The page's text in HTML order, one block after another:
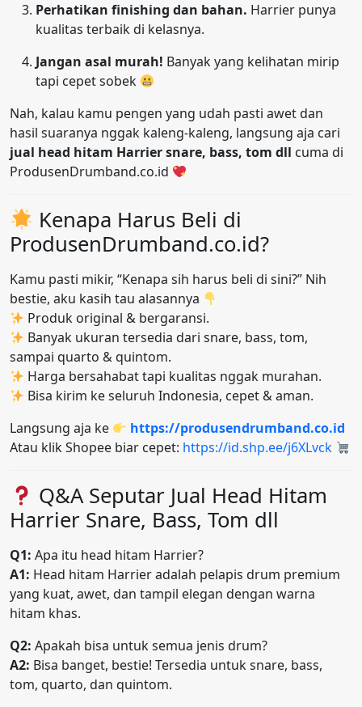
Perhatikan finishing dan bahan. Harrier punya
kualitas terbaik di kelasnya.
Jangan asal murah! Banyak yang kelihatan mirip
tapi cepet sobek
Nah, kalau kamu pengen yang udah pasti awet dan
hasil suaranya nggak kaleng-kaleng, langsung aja cari
jual head hitam Harrier snare, bass, tom dll cuma di
ProdusenDrumband.co.id
Kenapa Harus Beli di
ProdusenDrumband.co.id?
Kamu pasti mikir, “Kenapa sih harus beli di sini?” Nih
bestie, aku kasih tau alasannya
Produk original & bergaransi.
Banyak ukuran tersedia dari snare, bass, tom,
sampai quarto & quintom.
Harga bersahabat tapi kualitas nggak murahan.
Bisa kirim ke seluruh Indonesia, cepet & aman.
Langsung aja ke
https://produsendrumband.co.id
Atau klik Shopee biar cepet: https://id.shp.ee/j6XLvck
Q&A Seputar Jual Head Hitam
Harrier Snare, Bass, Tom dll
Q1: Apa itu head hitam Harrier?
A1: Head hitam Harrier adalah pelapis drum premium
yang kuat, awet, dan tampil elegan dengan warna
hitam khas.
Q2: Apakah bisa untuk semua jenis drum?
A2: Bisa banget, bestie! Tersedia untuk snare, bass,
tom, quarto, dan quintom.